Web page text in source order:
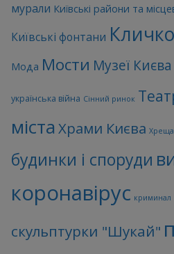
мурали Київські райони та
Київські фонтани Кличко
Мода Мости Музеї Києва
українська війна Сінний ринок
міста Храми Києва
будинки і споруди
коронавірус криминал
скульптурки "Шукай"